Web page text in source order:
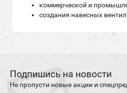
коммерческой и
создания навесных
Подпишись на новости
Не пропусти новые акции и